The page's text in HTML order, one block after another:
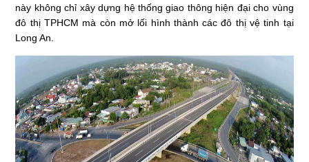
này không chỉ xây dựng hệ thống giao thông hiện đại cho vùng
đô thị TPHCM mà còn mở lối hình thành các đô thị vệ tinh tại
Long An.